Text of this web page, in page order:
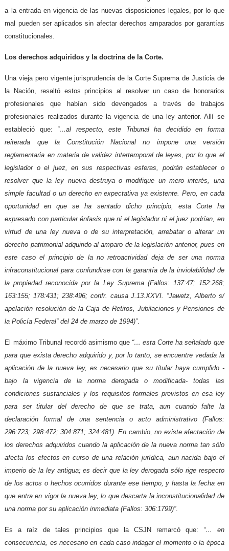
a la entrada en vigencia de las nuevas disposiciones legales, por lo que
mal pueden ser aplicados sin afectar derechos amparados por garantías
constitucionales.
Los derechos adquiridos y la doctrina de la Corte.
Una vieja pero vigente jurisprudencia de la Corte Suprema de Justicia de
la Nación, resaltó estos principios al resolver un caso de honorarios
profesionales que habían sido devengados a través de trabajos
profesionales realizados durante la vigencia de una ley anterior. Allí se
estableció que: “…al respecto, este Tribunal ha decidido en forma
reiterada que la Constitución Nacional no impone una versión
reglamentaria en materia de validez intertemporal de leyes, por lo que el
legislador o el juez, en sus respectivas esferas, podrán establecer o
resolver que la ley nueva destruya o modifique un mero interés, una
simple facultad o un derecho en expectativa ya existente. Pero, en cada
oportunidad en que se ha sentado dicho principio, esta Corte ha
expresado con particular énfasis que ni el legislador ni el juez podrían, en
virtud de una ley nueva o de su interpretación, arrebatar o alterar un
derecho patrimonial adquirido al amparo de la legislación anterior, pues en
este caso el principio de la no retroactividad deja de ser una norma
infraconstitucional para confundirse con la garantía de la inviolabilidad de
la propiedad reconocida por la Ley Suprema (Fallos: 137:47; 152:268;
163:155; 178:431; 238:496; confr. causa J.13.XXVI. “Jawetz, Alberto s/
apelación resolución de la Caja de Retiros, Jubilaciones y Pensiones de
la Policía Federal” del 24 de marzo de 1994)”.
El máximo Tribunal recordó asimismo que “… esta Corte ha señalado que
para que exista derecho adquirido y, por lo tanto, se encuentre vedada la
aplicación de la nueva ley, es necesario que su titular haya cumplido -
bajo la vigencia de la norma derogada o modificada- todas las
condiciones sustanciales y los requisitos formales previstos en esa ley
para ser titular del derecho de que se trata, aun cuando falte la
declaración formal de una sentencia o acto administrativo (Fallos:
296:723; 298:472; 304:871; 324:481). En cambio, no existe afectación de
los derechos adquiridos cuando la aplicación de la nueva norma tan sólo
afecta los efectos en curso de una relación jurídica, aun nacida bajo el
imperio de la ley antigua; es decir que la ley derogada sólo rige respecto
de los actos o hechos ocurridos durante ese tiempo, y hasta la fecha en
que entra en vigor la nueva ley, lo que descarta la inconstitucionalidad de
una norma por su aplicación inmediata (Fallos: 306:1799)”.
Es a raíz de tales principios que la CSJN remarcó que: “… en
consecuencia, es necesario en cada caso indagar el momento o la época